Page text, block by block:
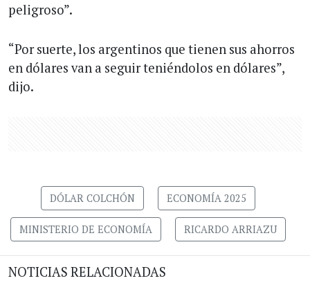
peligroso”.
“Por suerte, los argentinos que tienen sus ahorros
en dólares van a seguir teniéndolos en dólares”,
dijo.
DÓLAR COLCHÓN ECONOMÍA 2025
MINISTERIO DE ECONOMÍA RICARDO ARRIAZU
NOTICIAS RELACIONADAS